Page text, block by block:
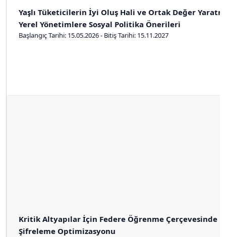
Yaşlı Tüketicilerin İyi Oluş Hali ve Ortak Değer
Yerel Yönetimlere Sosyal Politika Önerileri
Başlangıç Tarihi: 15.05.2026 - Bitiş Tarihi: 15.11.2027
Kritik Altyapılar İçin Federe Öğrenme Çerçevesinde
Şifreleme Optimizasyonu